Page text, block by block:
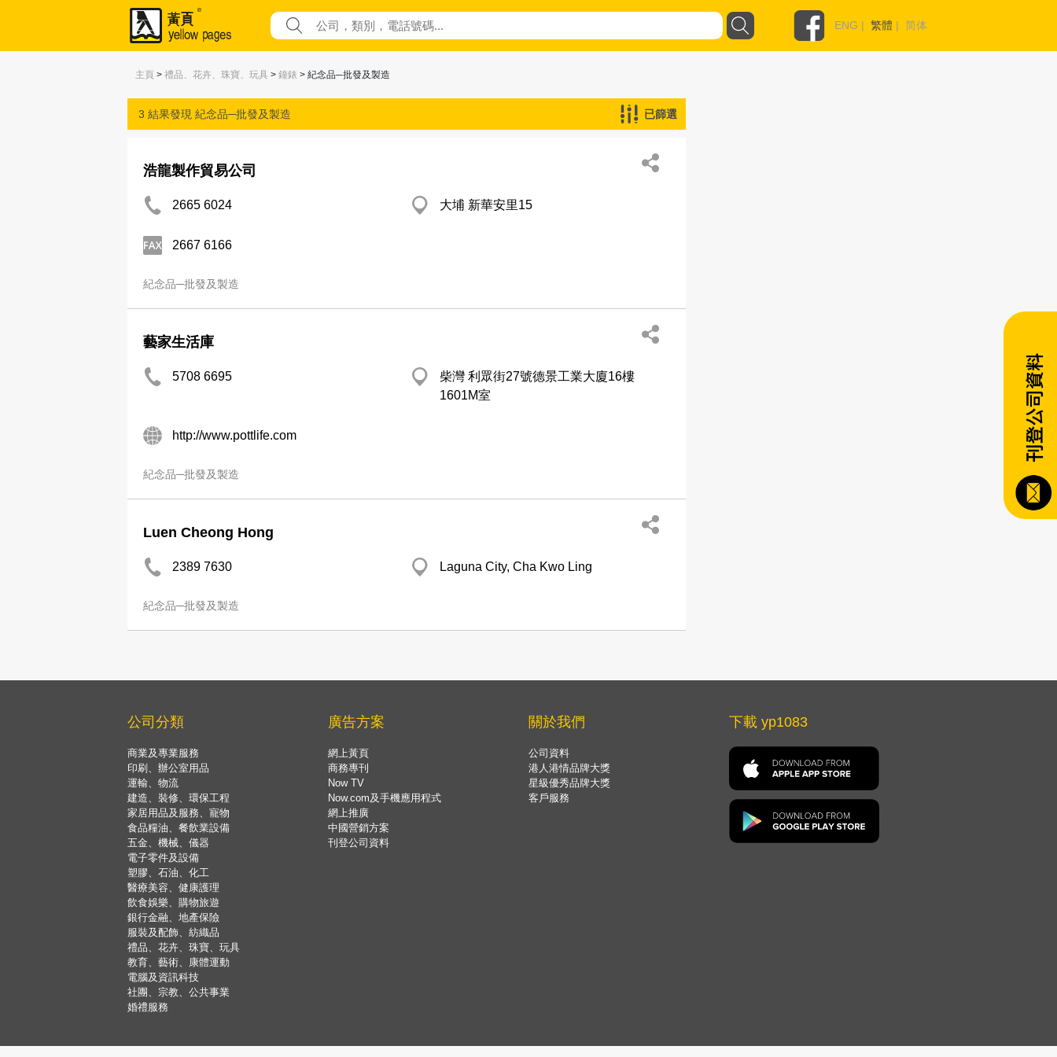
ENG | 繁體 | 简体
主頁 > 禮品、花卉、珠寶、玩具 > 鐘錶 > 紀念品─批發及製造
3 結果發現 紀念品─批發及製造 已篩選
浩龍製作貿易公司
2665 6024 大埔 新華安里15
2667 6166
紀念品─批發及製造
藝家生活庫
5708 6695
柴灣 利眾街27號德景工業大廈16樓
1601M室
http://www.pottlife.com
紀念品─批發及製造
Luen Cheong Hong
2389 7630 Laguna City, Cha Kwo Ling
紀念品─批發及製造
公司分類
商業及專業服務
印刷、辦公室用品
運輸、物流
建造、裝修、環保工程
家居用品及服務、寵物
食品糧油、餐飲業設備
五金、機械、儀器
電子零件及設備
塑膠、石油、化工
醫療美容、健康護理
飲食娛樂、購物旅遊
銀行金融、地產保險
服裝及配飾、紡織品
禮品、花卉、珠寶、玩具
教育、藝術、康體運動
電腦及資訊科技
社團、宗教、公共事業
婚禮服務
廣告方案
網上黃頁
商務專刊
Now TV
Now.com及手機應用程式
網上推廣
中國營銷方案
刊登公司資料
關於我們
公司資料
港人港情品牌大獎
星級優秀品牌大獎
客戶服務
下載 yp1083